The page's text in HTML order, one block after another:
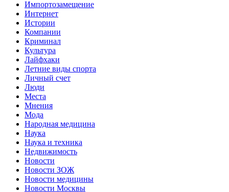
Импортозамещение
Интернет
Истории
Компании
Криминал
Культура
Лайфхаки
Летние виды спорта
Личный счет
Люди
Места
Мнения
Мода
Народная медицина
Наука
Наука и техника
Недвижимость
Новости
Новости ЗОЖ
Новости медицины
Новости Москвы